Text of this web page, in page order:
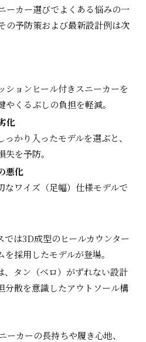
ーカー選びでよくある悩みの一
の予防策および最新設計例は次
ションヒール付きスニーカーを
くるぶしの負担を軽減。
化
っかり入ったモデルを選ぶと、
を予防。
悪化
なワイズ（足幅）仕様モデルで
では3D成型のヒールカウンター
採用したモデルが登場。
、タン（ベロ）がずれない設計
分散を意識したアウトソール構
ーカーの長持ちや履き心地、